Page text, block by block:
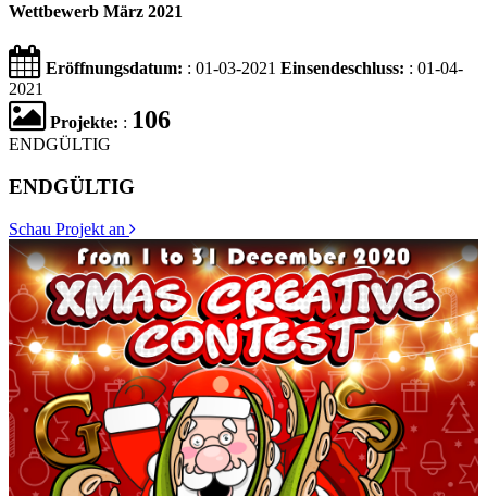
Wettbewerb März 2021
Eröffnungsdatum: : 01-03-2021 Einsendeschluss: : 01-04-
2021
Projekte: : 106
ENDGÜLTIG
ENDGÜLTIG
Schau Projekt an